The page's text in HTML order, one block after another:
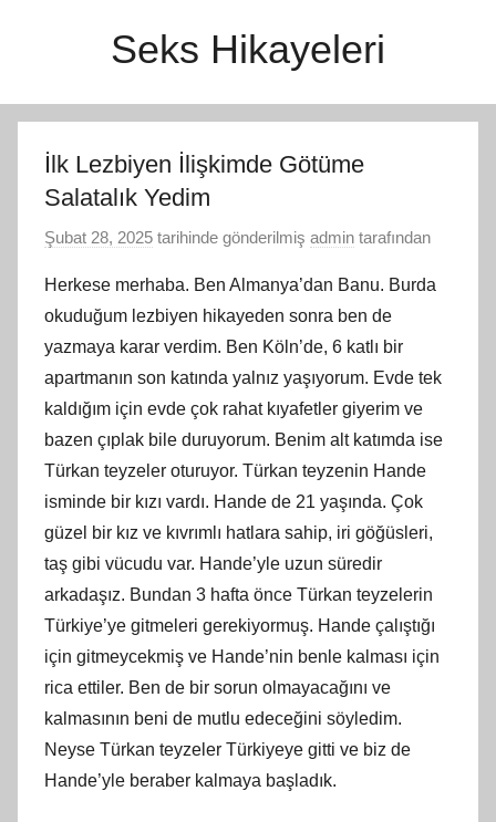
Seks Hikayeleri
İlk Lezbiyen İlişkimde Götüme
Salatalık Yedim
Şubat 28, 2025 tarihinde gönderilmiş admin tarafından
Herkese merhaba. Ben Almanya’dan Banu. Burda
okuduğum lezbiyen hikayeden sonra ben de
yazmaya karar verdim. Ben Köln’de, 6 katlı bir
apartmanın son katında yalnız yaşıyorum. Evde tek
kaldığım için evde çok rahat kıyafetler giyerim ve
bazen çıplak bile duruyorum. Benim alt katımda ise
Türkan teyzeler oturuyor. Türkan teyzenin Hande
isminde bir kızı vardı. Hande de 21 yaşında. Çok
güzel bir kız ve kıvrımlı hatlara sahip, iri göğüsleri,
taş gibi vücudu var. Hande’yle uzun süredir
arkadaşız. Bundan 3 hafta önce Türkan teyzelerin
Türkiye’ye gitmeleri gerekiyormuş. Hande çalıştığı
için gitmeycekmiş ve Hande’nin benle kalması için
rica ettiler. Ben de bir sorun olmayacağını ve
kalmasının beni de mutlu edeceğini söyledim.
Neyse Türkan teyzeler Türkiyeye gitti ve biz de
Hande’yle beraber kalmaya başladık.